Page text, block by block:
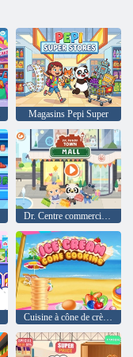
Magasins Pepi Super
Cuisine à cône de crème glacée